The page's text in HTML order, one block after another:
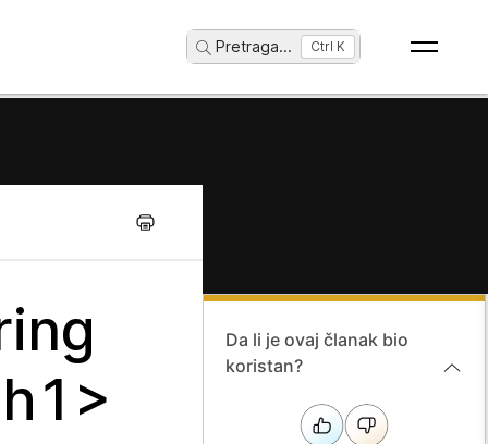
Pretraga... Ctrl K
Da li je ovaj članak bio
koristan?